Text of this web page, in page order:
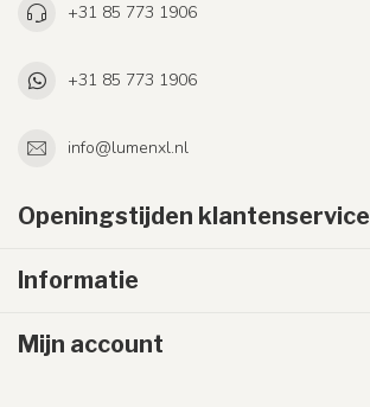
+31 85 773 1906
+31 85 773 1906
info@lumenxl.nl
Openingstijden klantenservice
Informatie
Mijn account